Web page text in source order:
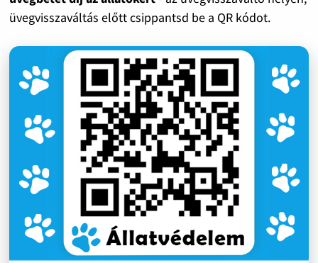
üvegvisszaváltás előtt csippantsd be a QR kódot.